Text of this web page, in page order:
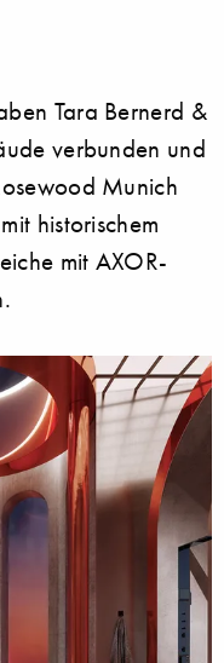
Tara Bernerd &
verbunden und
Munich
historischem
mit AXOR-